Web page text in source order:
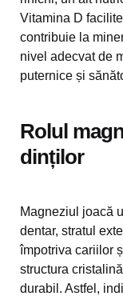
Vitamina D
contribuie la
nivel adecvat de
puternice și
Rolul
dinților
Magneziul joacă
dentar, stratul
împotriva cariilor
structura
durabil. Astfel,